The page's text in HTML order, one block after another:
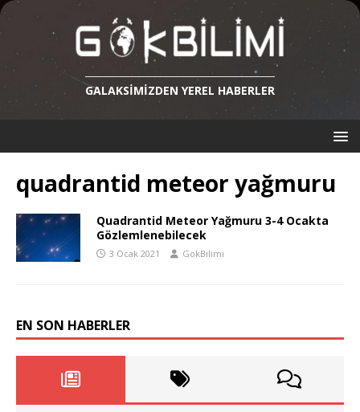
GALAKSIMIZDEN YEREL HABERLER
quadrantid meteor yağmuru
Quadrantid Meteor Yağmuru 3-4 Ocakta
Gözlemlenebilecek
3 Ocak 2021 GokBilimi
EN SON HABERLER